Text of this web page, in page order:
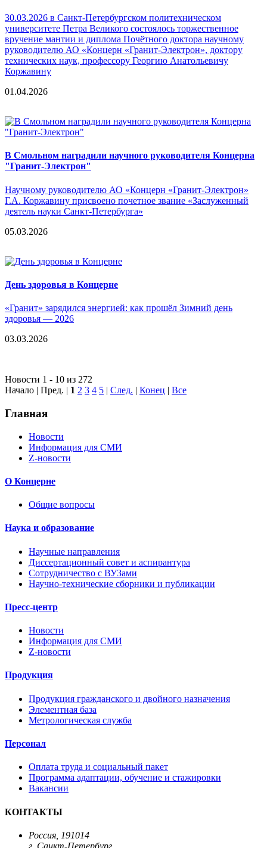
30.03.2026 в Санкт-Петербургском политехническом
университете Петра Великого состоялось торжественное
вручение мантии и диплома Почётного доктора научному
руководителю АО «Концерн «Гранит-Электрон», доктору
технических наук, профессору Георгию Анатольевичу
Коржавину
01.04.2026
В Смольном наградили научного руководителя Концерна
"Гранит-Электрон"
Научному руководителю АО «Концерн «Гранит-Электрон»
Г.А. Коржавину присвоено почетное звание «Заслуженный
деятель науки Санкт-Петербурга»
05.03.2026
День здоровья в Концерне
«Гранит» зарядился энергией: как прошёл Зимний день
здоровья — 2026
03.03.2026
Новости 1 - 10 из 272
Начало | Пред. | 1 2 3 4 5 | След. | Конец | Все
Главная
Новости
Информация для СМИ
Z-новости
О Концерне
Общие вопросы
Наука и образование
Научные направления
Диссертационный совет и аспирантура
Сотрудничество с ВУЗами
Научно-технические сборники и публикации
Пресс-центр
Новости
Информация для СМИ
Z-новости
Продукция
Продукция гражданского и двойного назначения
Элементная база
Метрологическая служба
Персонал
Оплата труда и социальный пакет
Программа адаптации, обучение и стажировки
Вакансии
КОНТАКТЫ
Россия, 191014
г. Санкт-Петербург